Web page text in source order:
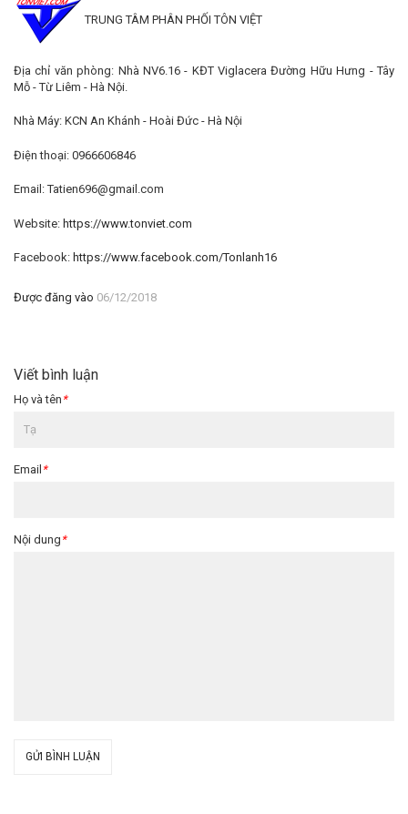
TRUNG TÂM PHÂN PHỐI TÔN VIỆT
Địa chỉ văn phòng: Nhà NV6.16 - KĐT Viglacera Đường Hữu Hưng - Tây
Mỗ - Từ Liêm - Hà Nội.
Nhà Máy: KCN An Khánh - Hoài Đức - Hà Nội
Điện thoại: 0966606846
Email: Tatien696@gmail.com
Website: https://www.tonviet.com
Facebook: https://www.facebook.com/Tonlanh16
Được đăng vào 06/12/2018
Viết bình luận
Họ và tên *
Email *
Nội dung *
GỬI BÌNH LUẬN